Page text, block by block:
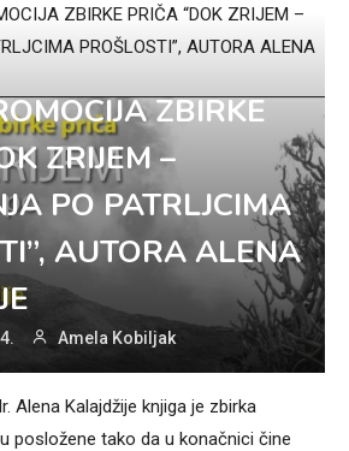
ZBIRKE PRIČA “DOK ZRIJEM –
PROŠLOSTI”, AUTORA ALENA
ZBIRKE
ZRIJEM –
PO PATRLJCIMA
AUTORA ALENA
Amela Kobiljak
Alena Kalajdžije knjiga je zbirka
posložene tako da u konačnici čine